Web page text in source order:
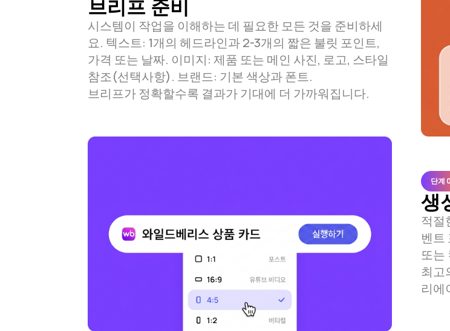
브리프 준비
시스템이 작업을 이해하는 데 필요한 모든 것을 준비하세
요. 텍스트: 1개의 헤드라인과 2-3개의 짧은 불릿 포인트,
가격 또는 날짜. 이미지: 제품 또는 메인 사진, 로고, 스타일
참조(선택사항). 브랜드: 기본 색상과 폰트.
브리프가 정확할수록 결과가 기대에 더 가까워집니다.
단계 0
생
적절
벤트
또는
최고
리에